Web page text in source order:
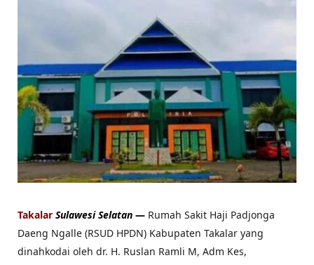
Takalar Sulawesi Selatan — Rumah Sakit Haji Padjonga
Daeng Ngalle (RSUD HPDN) Kabupaten Takalar yang
dinahkodai oleh dr. H. Ruslan Ramli M, Adm Kes,